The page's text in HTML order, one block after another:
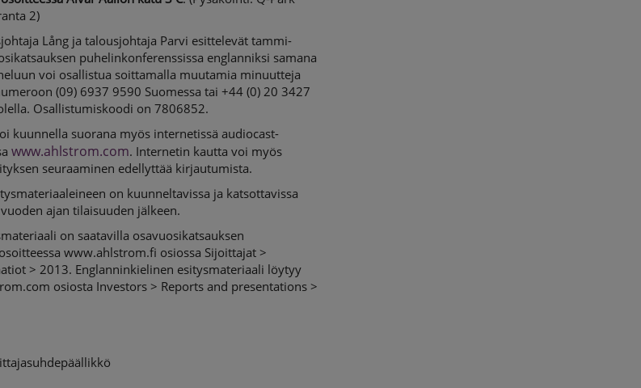
2)
Lång ja talousjohtaja Parvi esittelevät tammi-
puhelinkonferenssissa englanniksi samana
voi osallistua soittamalla muutamia minuutteja
(09) 6937 9590 Suomessa tai +44 (0) 20 3427
Osallistumiskoodi on 7806852.
kuunnella suorana myös internetissä audiocast-
www.ahlstrom.com. Internetin kautta voi myös
seuraaminen edellyttää kirjautumista.
on kuunneltavissa ja katsottavissa
ajan tilaisuuden jälkeen.
on saatavilla osavuosikatsauksen
www.ahlstrom.fi osiossa Sijoittajat >
> 2013. Englanninkielinen esitysmateriaali löytyy
osiosta Investors > Reports and presentations >